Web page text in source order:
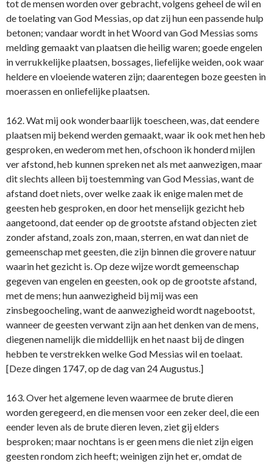
tot de mensen worden over gebracht, volgens geheel de wil en
de toelating van God Messias, op dat zij hun een passende hulp
betonen; vandaar wordt in het Woord van God Messias soms
melding gemaakt van plaatsen die heilig waren; goede engelen
in verrukkelijke plaatsen, bossages, liefelijke weiden, ook waar
heldere en vloeiende wateren zijn; daarentegen boze geesten in
moerassen en onliefelijke plaatsen.
162. Wat mij ook wonderbaarlijk toescheen, was, dat eendere
plaatsen mij bekend werden gemaakt, waar ik ook met hen heb
gesproken, en wederom met hen, ofschoon ik honderd mijlen
ver afstond, heb kunnen spreken net als met aanwezigen, maar
dit slechts alleen bij toestemming van God Messias, want de
afstand doet niets, over welke zaak ik enige malen met de
geesten heb gesproken, en door het menselijk gezicht heb
aangetoond, dat eender op de grootste afstand objecten ziet
zonder afstand, zoals zon, maan, sterren, en wat dan niet de
gemeenschap met geesten, die zijn binnen die grovere natuur
waarin het gezicht is. Op deze wijze wordt gemeenschap
gegeven van engelen en geesten, ook op de grootste afstand,
met de mens; hun aanwezigheid bij mij was een
zinsbegoocheling, want de aanwezigheid wordt nagebootst,
wanneer de geesten verwant zijn aan het denken van de mens,
diegenen namelijk die middellijk en het naast bij de dingen
hebben te verstrekken welke God Messias wil en toelaat.
[Deze dingen 1747, op de dag van 24 Augustus.]
163. Over het algemene leven waarmee de brute dieren
worden geregeerd, en die mensen voor een zeker deel, die een
eender leven als de brute dieren leven, ziet gij elders
besproken; maar nochtans is er geen mens die niet zijn eigen
geesten rondom zich heeft; weinigen zijn het er, omdat de